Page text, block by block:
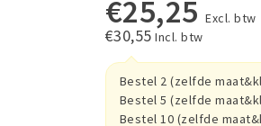
€25,25 Excl. btw
€30,55 Incl. btw
Bestel 2 (zelfde
Bestel 5 (zelfde
Bestel 10 (zelfde